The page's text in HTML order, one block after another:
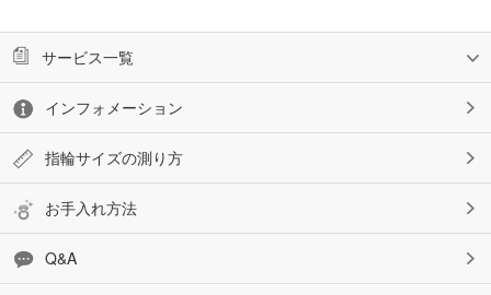
サービス一覧
インフォメーション
指輪サイズの測り方
お手入れ方法
Q&A